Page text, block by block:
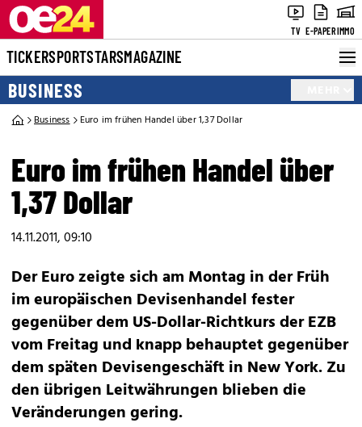
TV E-PAPERIMMO
TICKERSPORTSTARSMAGAZINE
BUSINESS
Business Euro im frühen Handel über 1,37 Dollar
Euro im frühen Handel über
1,37 Dollar
14.11.2011, 09:10
Der Euro zeigte sich am Montag in der Früh
im europäischen Devisenhandel fester
gegenüber dem US-Dollar-Richtkurs der EZB
vom Freitag und knapp behauptet gegenüber
dem späten Devisengeschäft in New York. Zu
den übrigen Leitwährungen blieben die
Veränderungen gering.